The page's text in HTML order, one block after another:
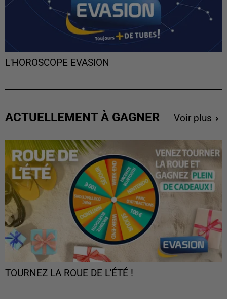
L'HOROSCOPE EVASION
ACTUELLEMENT À GAGNER Voir plus
TOURNEZ LA ROUE DE L'ÉTÉ !